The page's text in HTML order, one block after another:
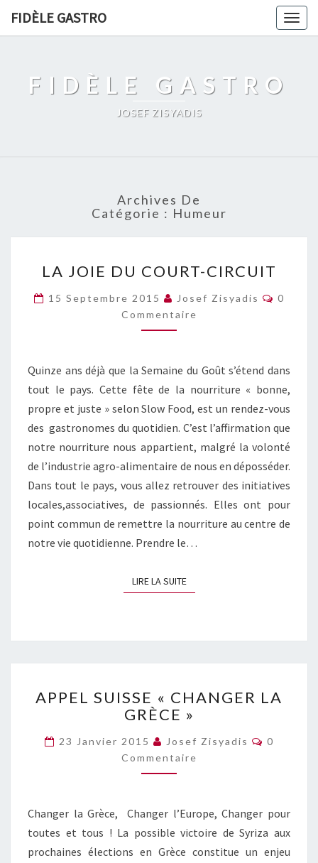
FIDÈLE GASTRO
FIDÈLE GASTRO
JOSEF ZISYADIS
Archives De
Catégorie : Humeur
JOIE
COURT-
CIRCUIT
LA JOIE DU COURT-CIRCUIT
15 Septembre 2015 Josef Zisyadis
0
Commentaire
Quinze ans déjà que la Semaine du Goût s’étend dans
tout le pays. Cette fête de la nourriture « bonne,
propre et juste » selon Slow Food, est un rendez-vous
des gastronomes du quotidien. C’est l’affirmation que
notre nourriture nous appartient, malgré la volonté
de l’industrie agro-alimentaire de nous en déposséder.
Dans tout le pays, vous allez retrouver des initiatives
locales,associatives, de passionnés. Elles ont pour
point commun de remettre la nourriture au centre de
notre vie quotidienne. Prendre le…
LIRE LA SUITELIRE LA SUITE
SUISSE
« CHANGER
GRÈCE »
APPEL SUISSE « CHANGER LA
GRÈCE »
23 Janvier 2015 Josef Zisyadis
0
Commentaire
Changer la Grèce, Changer l’Europe, Changer pour
toutes et tous ! La possible victoire de Syriza aux
prochaines élections en Grèce constitue un enjeu